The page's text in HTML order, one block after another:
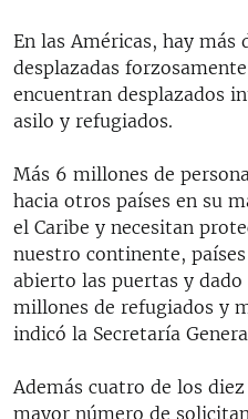
En las Américas, hay más
desplazadas
encuentran desplazados
asilo y refugiados.
Más 6 millones de
hacia otros países en su
el Caribe y necesitan
nuestro continente,
abierto las puertas y dado
millones de refugiados y
indicó la Secretaría
Además cuatro de los
mayor número de